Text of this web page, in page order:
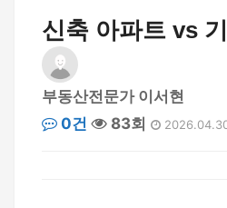
신축 아파트 vs
부동산전문가 이서현
0건
83회